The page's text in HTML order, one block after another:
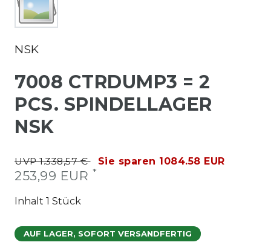
NSK
7008 CTRDUMP3 = 2
PCS. SPINDELLAGER
NSK
UVP 1.338,57 € Sie sparen 1084.58 EUR
253,99 EUR *
Inhalt 1 Stück
AUF LAGER, SOFORT VERSANDFERTIG